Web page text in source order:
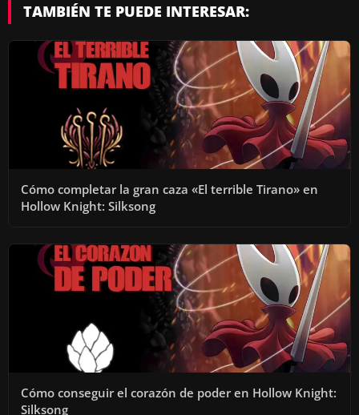
TAMBIÉN TE PUEDE INTERESAR:
Cómo completar la gran caza «El terrible Tirano» en
Hollow Knight: Silksong
Cómo conseguir el corazón de poder en Hollow Knight:
Silksong